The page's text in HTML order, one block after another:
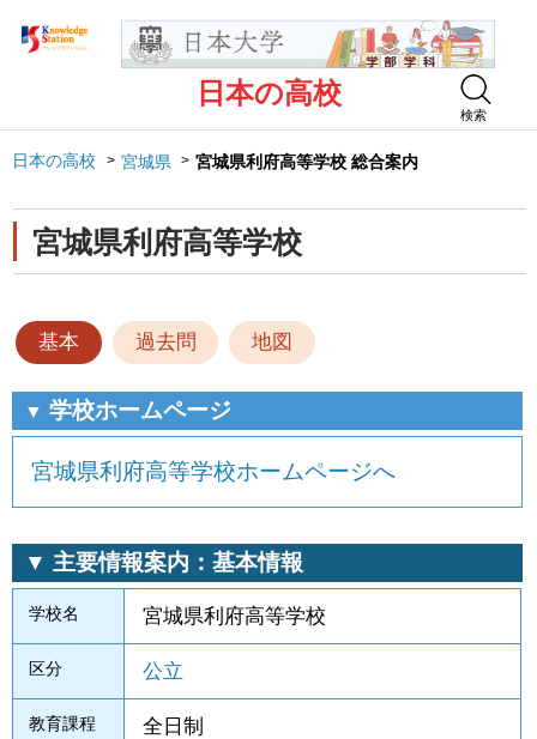
日本の高校
検索
日本の高校 宮城県 宮城県利府高等学校 総合案内
宮城県利府高等学校
基本 過去問 地図
▼ 学校ホームページ
宮城県利府高等学校ホームページへ
▼ 主要情報案内：基本情報
学校名 宮城県利府高等学校
区分 公立
教育課程 全日制